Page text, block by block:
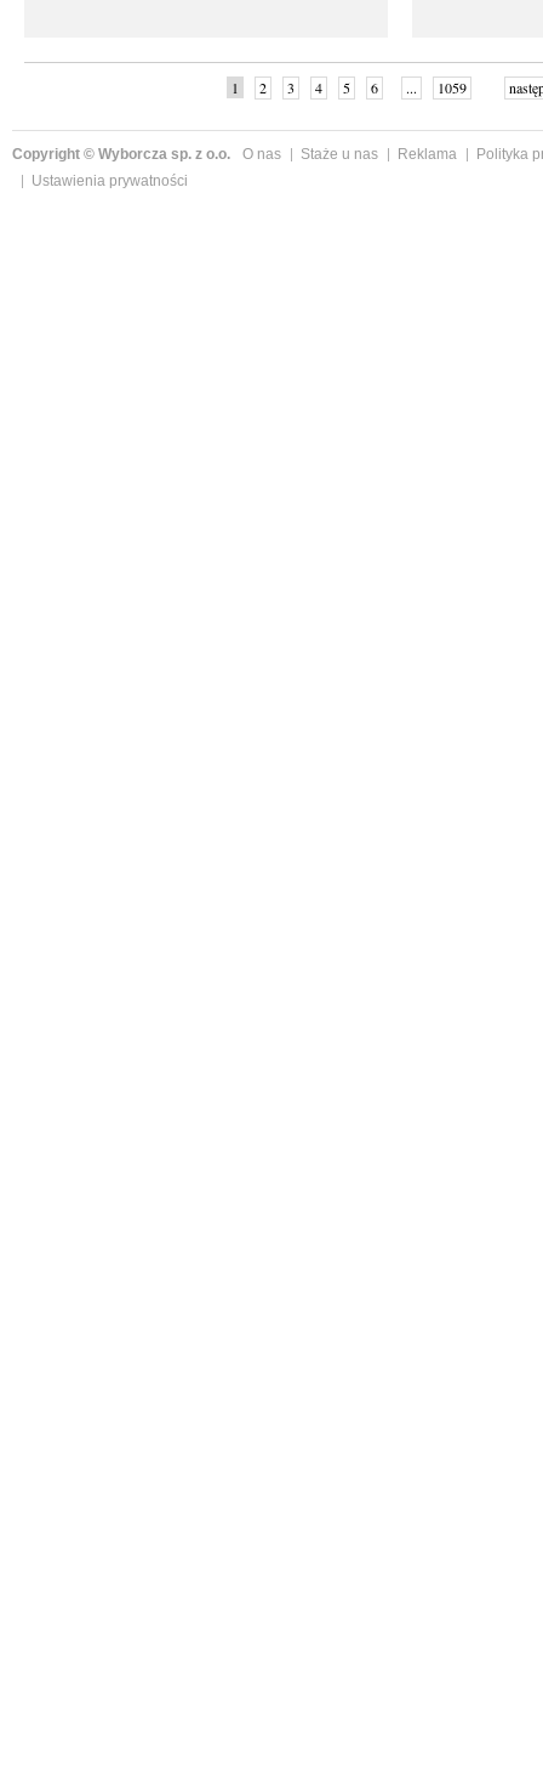
1 2 3 4 5 6 ... 1059
Copyright © Wyborcza sp. z o.o. O nas Staże u nas Reklama
Polityka
Ustawienia prywatności